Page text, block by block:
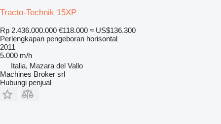
Tracto-Technik 15XP
Rp 2.436.000.000 €118.000 ≈ US$136.300
Perlengkapan pengeboran horisontal
2011
5.000 m/h
Italia, Mazara del Vallo
Machines Broker srl
Hubungi penjual